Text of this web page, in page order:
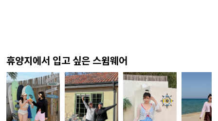
휴양지에서 입고 싶은 스윔웨어